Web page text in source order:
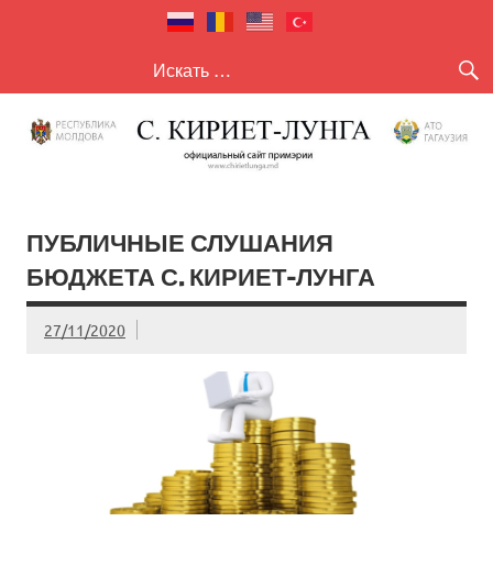
— Лунга
ПУБЛИЧНЫЕ СЛУШАНИЯ
БЮДЖЕТА С. КИРИЕТ-ЛУНГА
27/11/2020